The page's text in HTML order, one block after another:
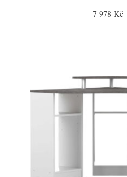
7 978 Kč